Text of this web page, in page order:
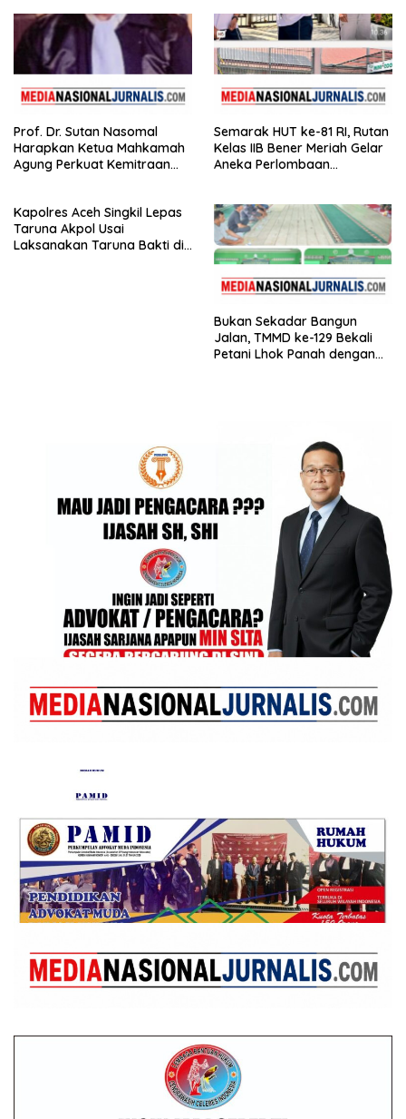
Nyawa Tidak
Prof. Dr. Sutan Nasomal
Harapkan Ketua Mahkamah
Agung Perkuat Kemitraan
Semarak HUT ke-81 RI, Rutan
Kelas IIB Bener Meriah Gelar
Aneka Perlombaan
Kapolres Aceh Singkil Lepas
Taruna Akpol Usai
Laksanakan Taruna Bakti di
Bukan Sekadar Bangun
Jalan, TMMD ke-129 Bekali
Petani Lhok Panah dengan